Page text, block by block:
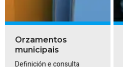
Orzamentos
municipais
Definición e consulta